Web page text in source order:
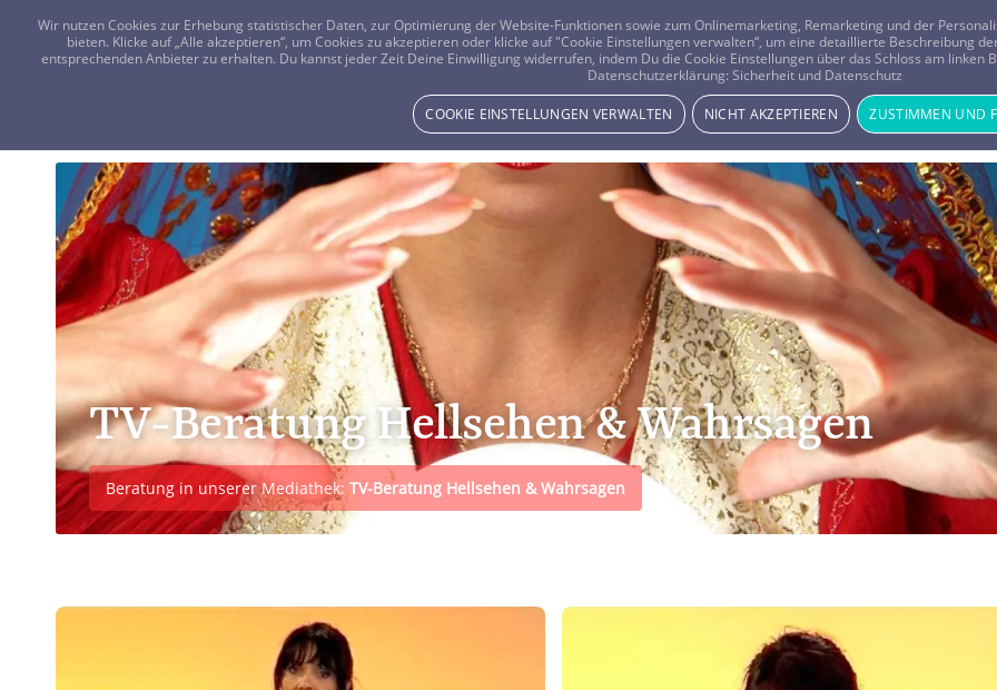
Beratung Horoskope
TV-Beratung Hellsehen & Wahrsagen
Beratung in unserer Mediathek: TV-Beratung Hellsehen & Wahrsagen
Wir nutzen Cookies zur Erhebung statistischer Daten, zur Optimierung der Website-Funktionen sowie zum Onlinemarketing, Remarketing und der
bieten. Klicke auf „Alle akzeptieren“, um Cookies zu akzeptieren oder klicke auf "Cookie Einstellungen verwalten“, um eine detaillierte Beschreibung
entsprechenden Anbieter zu erhalten. Du kannst jeder Zeit Deine Einwilligung widerrufen, indem Du die Cookie Einstellungen über das Schloss am
Datenschutzerklärung: Sicherheit und Datenschutz
COOKIE EINSTELLUNGEN VERWALTEN NICHT AKZEPTIEREN ZUSTIMMEN UND